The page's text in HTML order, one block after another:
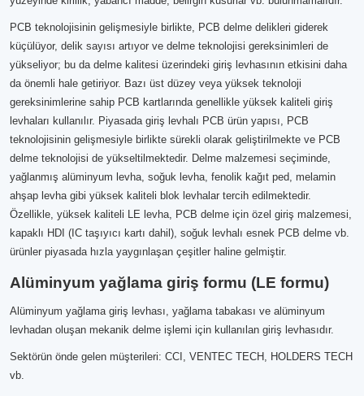
PCB teknolojisinin gelişmesiyle birlikte, PCB delme delikleri giderek
küçülüyor, delik sayısı artıyor ve delme teknolojisi gereksinimleri de
yükseliyor; bu da delme kalitesi üzerindeki giriş levhasının etkisini daha
da önemli hale getiriyor. Bazı üst düzey veya yüksek teknoloji
gereksinimlerine sahip PCB kartlarında genellikle yüksek kaliteli giriş
levhaları kullanılır. Piyasada giriş levhalı PCB ürün yapısı, PCB
teknolojisinin gelişmesiyle birlikte sürekli olarak geliştirilmekte ve PCB
delme teknolojisi de yükseltilmektedir. Delme malzemesi seçiminde,
yağlanmış alüminyum levha, soğuk levha, fenolik kağıt ped, melamin
ahşap levha gibi yüksek kaliteli blok levhalar tercih edilmektedir.
Özellikle, yüksek kaliteli LE levha, PCB delme için özel giriş malzemesi,
kapaklı HDI (IC taşıyıcı kartı dahil), soğuk levhalı esnek PCB delme vb.
ürünler piyasada hızla yaygınlaşan çeşitler haline gelmiştir.
Alüminyum yağlama giriş formu (LE formu)
Alüminyum yağlama giriş levhası, yağlama tabakası ve alüminyum
levhadan oluşan mekanik delme işlemi için kullanılan giriş levhasıdır.
Sektörün önde gelen müşterileri: CCI, VENTEC TECH, HOLDERS TECH
vb.